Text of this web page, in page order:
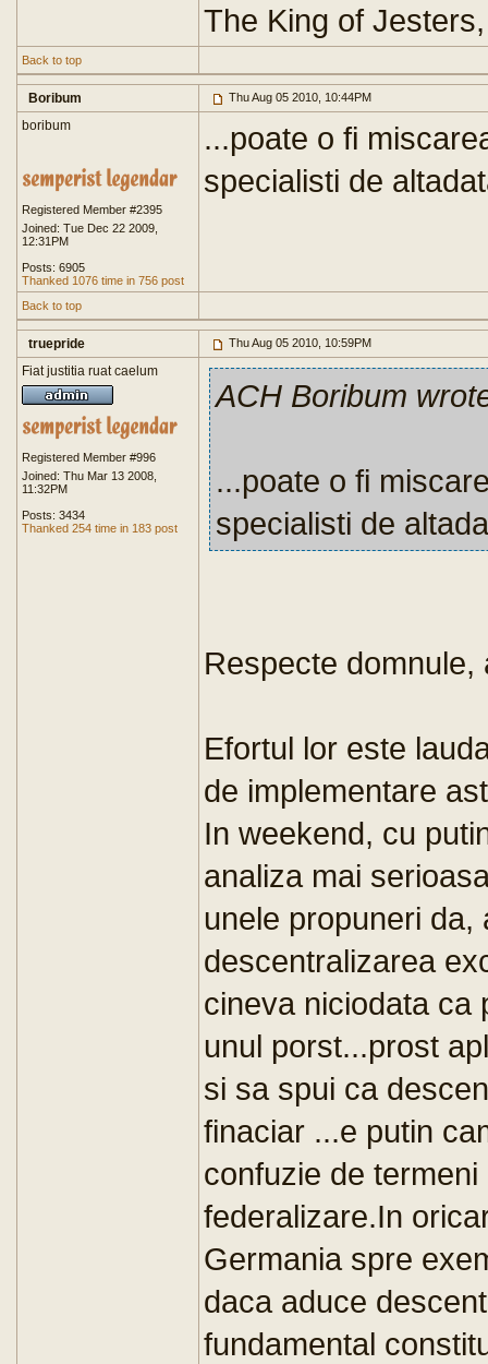
The King of
Back to top
Boribum Thu Aug 05 2010, 10:44PM
boribum
Registered Member #2395
Joined: Tue Dec 22 2009,
12:31PM
Posts: 6905
Thanked 1076 time in 756 post
...poate o fi
specialisti de
Back to top
truepride Thu Aug 05 2010, 10:59PM
Fiat justitia ruat caelum
Registered Member #996
Joined: Thu Mar 13 2008,
11:32PM
Posts: 3434
Thanked 254 time in 183 post
ACH Boribum
...poate o fi
specialisti de
Respecte domnule,
Efortul lor este
de implementare
In weekend, cu
analiza mai
unele propuneri da,
descentralizarea
cineva niciodata ca
unul porst...prost
si sa spui ca
finaciar ...e putin
confuzie de
federalizare.In
Germania spre
daca aduce
fundamental